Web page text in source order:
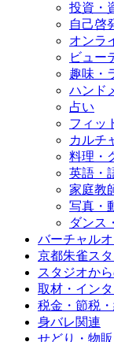
投資・
自己啓
オンラ
ビュー
趣味・
ハンド
占い
フィッ
カルチ
料理・
英語・
家庭教
写真・
ダンス
バーチャル
京都朱雀ス
スタジオか
取材・イン
税金・節税
身バレ関連
せどり・物